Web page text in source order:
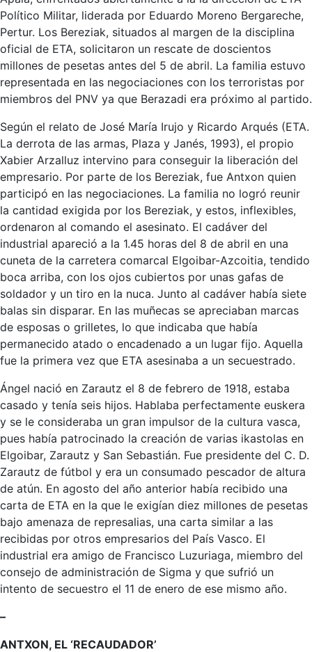
Político Militar, liderada por Eduardo Moreno Bergareche,
Pertur. Los Bereziak, situados al margen de la disciplina
oficial de ETA, solicitaron un rescate de doscientos
millones de pesetas antes del 5 de abril. La familia estuvo
representada en las negociaciones con los terroristas por
miembros del PNV ya que Berazadi era próximo al partido.
Según el relato de José María Irujo y Ricardo Arqués (ETA.
La derrota de las armas, Plaza y Janés, 1993), el propio
Xabier Arzalluz intervino para conseguir la liberación del
empresario. Por parte de los Bereziak, fue Antxon quien
participó en las negociaciones. La familia no logró reunir
la cantidad exigida por los Bereziak, y estos, inflexibles,
ordenaron al comando el asesinato. El cadáver del
industrial apareció a la 1.45 horas del 8 de abril en una
cuneta de la carretera comarcal Elgoibar-Azcoitia, tendido
boca arriba, con los ojos cubiertos por unas gafas de
soldador y un tiro en la nuca. Junto al cadáver había siete
balas sin disparar. En las muñecas se apreciaban marcas
de esposas o grilletes, lo que indicaba que había
permanecido atado o encadenado a un lugar fijo. Aquella
fue la primera vez que ETA asesinaba a un secuestrado.
Ángel nació en Zarautz el 8 de febrero de 1918, estaba
casado y tenía seis hijos. Hablaba perfectamente euskera
y se le consideraba un gran impulsor de la cultura vasca,
pues había patrocinado la creación de varias ikastolas en
Elgoibar, Zarautz y San Sebastián. Fue presidente del C. D.
Zarautz de fútbol y era un consumado pescador de altura
de atún. En agosto del año anterior había recibido una
carta de ETA en la que le exigían diez millones de pesetas
bajo amenaza de represalias, una carta similar a las
recibidas por otros empresarios del País Vasco. El
industrial era amigo de Francisco Luzuriaga, miembro del
consejo de administración de Sigma y que sufrió un
intento de secuestro el 11 de enero de ese mismo año.
–
ANTXON, EL ‘RECAUDADOR’